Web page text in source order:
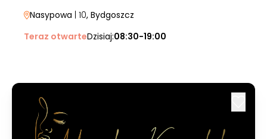
Nasypowa | 10, Bydgoszcz
Teraz otwarteDzisiaj:08:30-19:00